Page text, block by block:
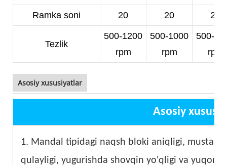
Ramka soni 20 20 20
Tezlik
500-1200
rpm
500-1000
rpm
500-
rpm
Asosiy xususiyatlar
Asosiy
1. Mandal tipidagi naqsh bloki aniqligi,
qulayligi, yugurishda shovqin yo'qligi va yuqori